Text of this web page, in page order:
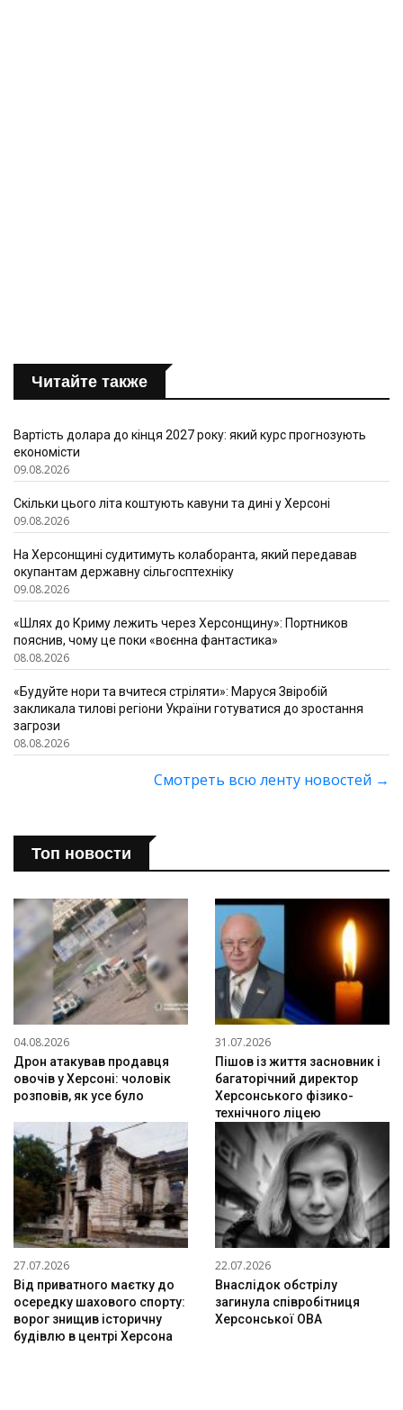
Читайте также
Вартість долара до кінця 2027 року: який курс прогнозують
економісти
09.08.2026
Скільки цього літа коштують кавуни та дині у Херсоні
09.08.2026
На Херсонщині судитимуть колаборанта, який передавав
окупантам державну сільгосптехніку
09.08.2026
«Шлях до Криму лежить через Херсонщину»: Портников
пояснив, чому це поки «воєнна фантастика»
08.08.2026
«Будуйте нори та вчитеся стріляти»: Маруся Звіробій
закликала тилові регіони України готуватися до зростання
загрози
08.08.2026
Смотреть всю ленту новостей →
Топ новости
04.08.2026
Дрон атакував продавця
овочів у Херсоні: чоловік
розповів, як усе було
31.07.2026
Пішов із життя засновник і
багаторічний директор
Херсонського фізико-
технічного ліцею
27.07.2026
Від приватного маєтку до
осередку шахового спорту:
ворог знищив історичну
будівлю в центрі Херсона
22.07.2026
Внаслідок обстрілу
загинула співробітниця
Херсонської ОВА